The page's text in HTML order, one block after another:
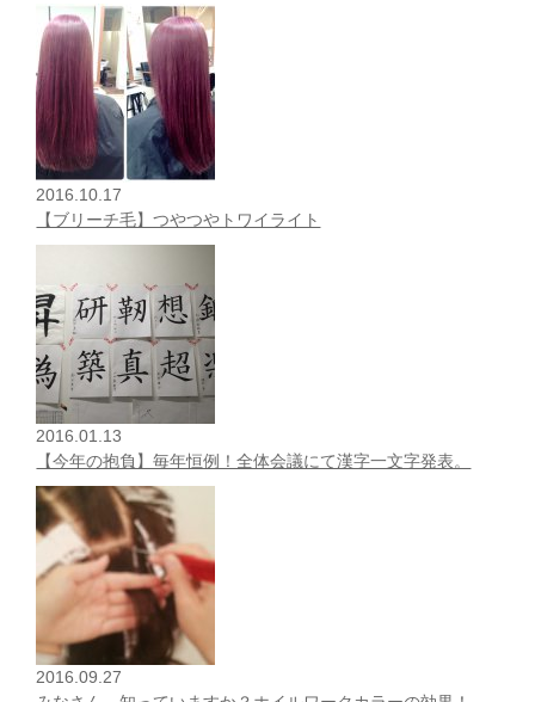
2016.10.17
【ブリーチ毛】つやつやトワイライト
2016.01.13
【今年の抱負】毎年恒例！全体会議にて漢字一文字発表。
2016.09.27